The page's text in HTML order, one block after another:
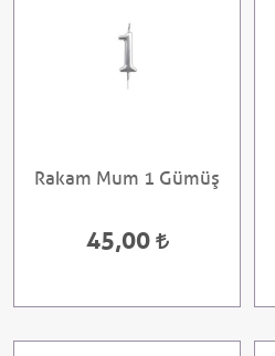
Rakam Mum 1 Gümüş
45,00